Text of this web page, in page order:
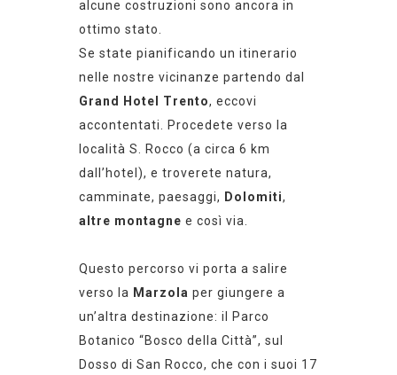
alcune costruzioni sono ancora in
ottimo stato
Se state pianificando un itinerario
nelle nostre vicinanze partendo dal
Grand Hotel Trento, eccovi
accontentati. Procedete verso la
località S. Rocco (a circa 6 km
dall’hotel), e troverete natura,
camminate, paesaggi, Dolomiti,
altre montagne e così via.
Questo percorso vi porta a salire
verso la Marzola per giungere a
un’altra destinazione: il Parco
Botanico “Bosco della Città”, sul
Dosso di San Rocco, che con i suoi 17